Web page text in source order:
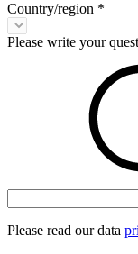
Country/region *
Please write your
Please read our data